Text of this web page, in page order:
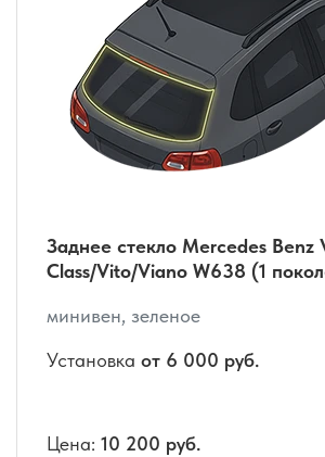
Заднее стекло Mercedes Benz
Class/Vito/Viano W638 (1
минивен, зеленое
Установка от 6 000 руб.
Цена: 10 200 руб.